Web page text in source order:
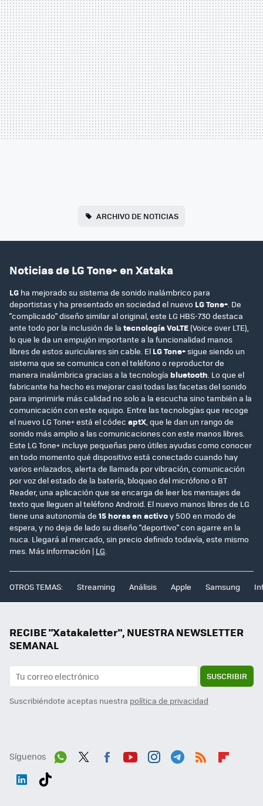
ARCHIVO DE NOTICIAS
Noticias de LG Tone+ en Xataka
LG ha mejorado su sistema de sonido inalámbrico para
deportistas y ha presentado en sociedad el nuevo LG Tone+. De
"complicado" diseño similar al original, este LG HBS-730 destaca
ante todo por la inclusión de la tecnología VoLTE(Voice over LTE),
lo que le da un empujón importante a la funcionalidad manos
libres de estos auriculares sin cable. El LG Tone+sigue siendo un
sistema que se comunica con el teléfono o reproductor de
manera inalámbrica gracias a la tecnología bluetooth. Lo que el
fabricante ha hecho es mejorar casi todas las facetas del sonido
para imprimirle más calidad no solo a la escucha sino también a la
comunicación con este equipo. Entre las tecnologías que recoge
el nuevo LG Tone+ está el códec aptX, que le dan un rango de
sonido más amplio a las comunicaciones con este manos libres.
Este LG Tone+ incluye pequeñas pero útiles ayudas como conocer
en todo momento qué dispositivo está conectado cuando hay
varios enlazados, alerta de llamada por vibración, comunicación
por voz del estado de la batería, bloqueo del micrófono o BT
Reader, una aplicación que se encarga de leer los mensajes de
texto que lleguen al teléfono Android. El nuevo manos libres de LG
tiene una autonomía de 15 horas en activoy 500 en modo de
espera, y no deja de lado su diseño "deportivo" con agarre en la
nuca. Llegará al mercado, sin precio definido todavía, este mismo
mes. Más información | LG.
OTROS TEMAS: Streaming Análisis Apple Samsung
RECIBE "Xatakaletter", NUESTRA NEWSLETTER
SEMANAL
SUSCRIBIR
Suscribiéndote aceptas nuestra política de privacidad
Síguenos